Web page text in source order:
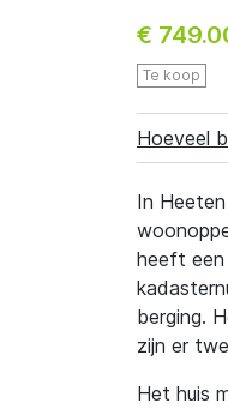
€
Te koop
Hoeveel
In
heeft een
berging.
zijn er
Het huis